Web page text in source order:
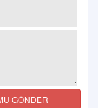
GÖNDER